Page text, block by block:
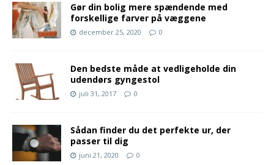
Gør din bolig mere spændende med
forskellige farver på væggene
december 25, 2020 0
Den bedste måde at vedligeholde din
udendørs gyngestol
juli 31, 2017 0
Sådan finder du det perfekte ur, der
passer til dig
juni 21, 2020 0